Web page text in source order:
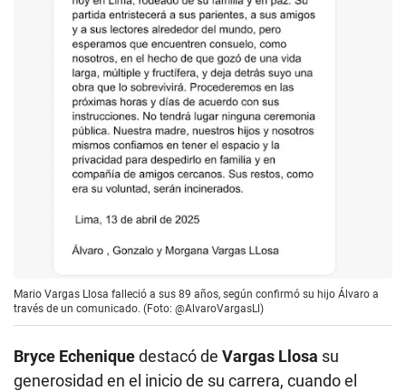
Mario Vargas Llosa falleció a sus 89 años, según confirmó su hijo Álvaro a
través de un comunicado. (Foto: @AlvaroVargasLl)
Bryce Echeniquedestacó de Vargas Llosa su
generosidad en el inicio de su carrera, cuando el